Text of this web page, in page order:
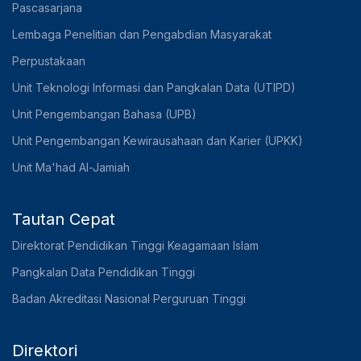
Pascasarjana
Lembaga Penelitian dan Pengabdian Masyarakat
Perpustakaan
Unit Teknologi Informasi dan Pangkalan Data (UTIPD)
Unit Pengembangan Bahasa (UPB)
Unit Pengembangan Kewirausahaan dan Karier (UPKK)
Unit Ma'had Al-Jamiah
Tautan Cepat
Direktorat Pendidikan Tinggi Keagamaan Islam
Pangkalan Data Pendidikan Tinggi
Badan Akreditasi Nasional Perguruan Tinggi
Direktori